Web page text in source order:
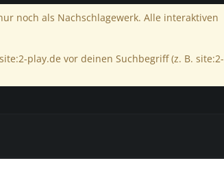
noch als Nachschlagewerk. Alle interaktiven
play.de vor deinen Suchbegriff (z. B. site:2-